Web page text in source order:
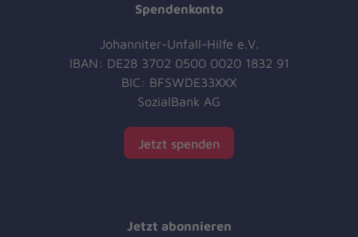
Spendenkonto
Johanniter-Unfall-Hilfe e.V.
IBAN: DE28 3702 0500 0020 1832 91
BIC: BFSWDE33XXX
SozialBank AG
Jetzt spenden
Jetzt abonnieren